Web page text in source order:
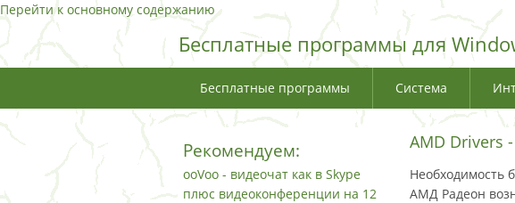
Перейти к основному содержанию
Бесплатные программы для
Бесплатные программы Система
AMD Drivers
Необходимость
АМД Радеон
Рекомендуем:
ooVoo - видеочат как в Skype
плюс видеоконференции на 12